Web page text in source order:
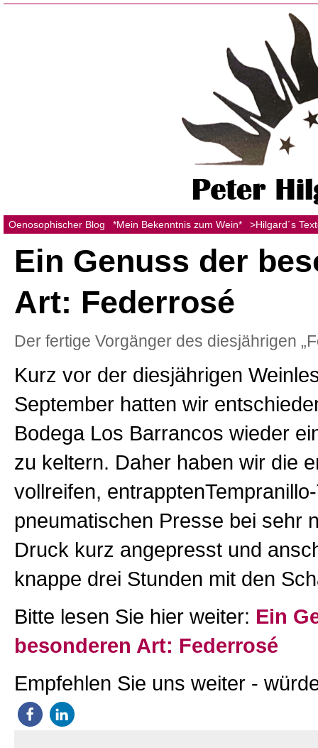
Oenosophischer Blog *Mein Bekenntnis zum Wein* >Hilgard´s
Ein Genuss der
Art: Federrosé
Der fertige Vorgänger des diesjährigen
Kurz vor der diesjährigen
September hatten wir
Bodega Los Barrancos wieder
zu keltern. Daher haben wir die
vollreifen,
pneumatischen Presse bei sehr
Druck kurz angepresst und
knappe drei Stunden mit den
Bitte lesen Sie hier weiter: Ein
besonderen Art: Federrosé
Empfehlen Sie uns weiter -